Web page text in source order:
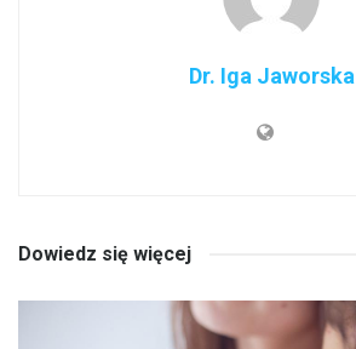
Dr. Iga Jaworska
Dowiedz się więcej